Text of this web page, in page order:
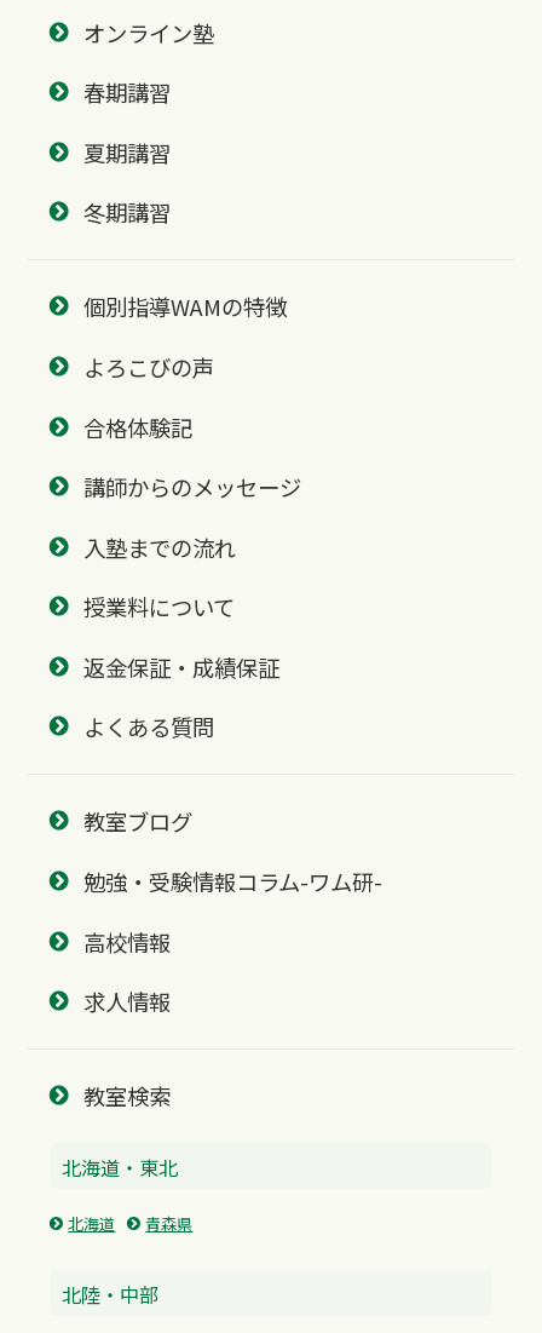
オンライン塾
春期講習
夏期講習
冬期講習
個別指導WAMの特徴
よろこびの声
合格体験記
講師からのメッセージ
入塾までの流れ
授業料について
返金保証・成績保証
よくある質問
教室ブログ
勉強・受験情報コラム-ワム研-
高校情報
求人情報
教室検索
北海道・東北
北海道 青森県
北陸・中部